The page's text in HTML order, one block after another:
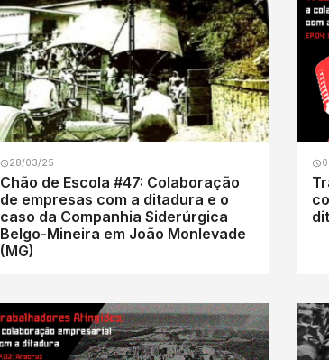
28/03/25
Chão de Escola #47: Colaboração
de empresas com a ditadura e o
caso da Companhia Siderúrgica
Belgo-Mineira em João Monlevade
(MG)